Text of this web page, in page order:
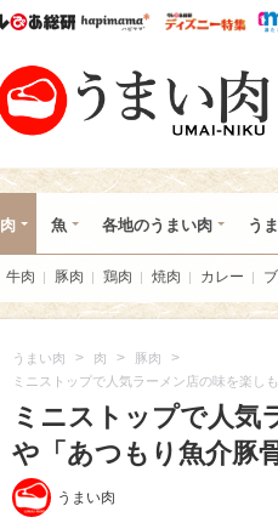
ウレぴあ総研ハピママ*
肉 魚 各地のうまい肉 う
牛肉 豚肉 鶏肉 焼肉 カレー
うまい肉 > 肉 > 豚肉 >
ミニストップで人気ラーメン店の味を楽し
ミニストップで人気
や「あつもり魚介豚
うまい肉